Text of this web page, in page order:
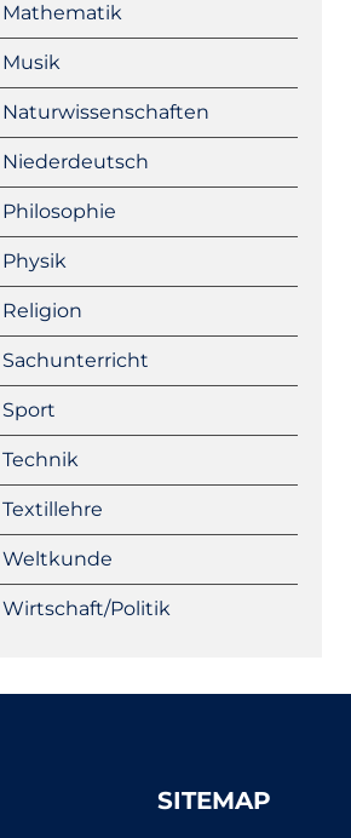
Mathematik
Musik
Naturwissenschaften
Niederdeutsch
Philosophie
Physik
Religion
Sachunterricht
Sport
Technik
Textillehre
Weltkunde
Wirtschaft/Politik
SITEMAP